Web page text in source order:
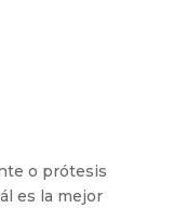
o prótesis
es la mejor